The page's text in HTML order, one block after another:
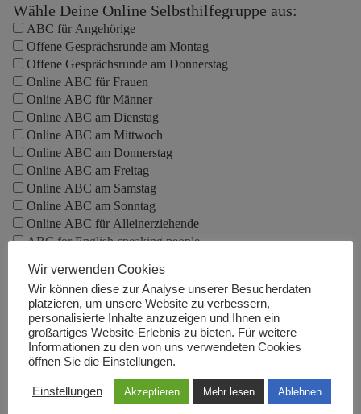
Wähle Deine Online Selbsthilfegruppe aus:
ABC für Angehörige
Offene Gesprächsrunde am Montag
Offene Gesprächsrunde am Donnerstag
Online ABC für Frauen
Online ABC für Männer
Online ABC am Dienstag
Online ABC am Mittwoch
Online ABC am Donnerstag
Online ABC am Freitag
Online ABC am Samstag
Online ABC am Sonntag
Online ABC für Alleinerziehende
ABC for English-speaking people
Abonniere unsere
Präsenz-
Veranstaltungshinweise
Trag dich ein, um jeden Monat tolle Inhalte in deinen
Wir verwenden Cookies
Wir können diese zur Analyse unserer Besucherdaten
platzieren, um unsere Website zu verbessern,
personalisierte Inhalte anzuzeigen und Ihnen ein
großartiges Website-Erlebnis zu bieten. Für weitere
Informationen zu den von uns verwendeten Cookies
öffnen Sie die Einstellungen.
Einstellungen Akzeptieren Mehr lesen Ablehnen